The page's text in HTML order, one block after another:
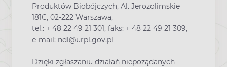
Produktów Biobójczych, Al. Jerozolimskie
181C, 02-222 Warszawa,
tel.: + 48 22 49 21 301, faks: + 48 22 49 21 309,
e-mail: ndl@urpl.gov.pl
Dzięki zgłaszaniu działań niepożądanych